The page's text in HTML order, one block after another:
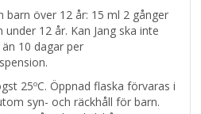
barn över 12 år: 15 ml 2 gånger
12 år. Kan Jang ska inte
10 dagar per
25ºC. Öppnad flaska förvaras i
syn- och räckhåll för barn.